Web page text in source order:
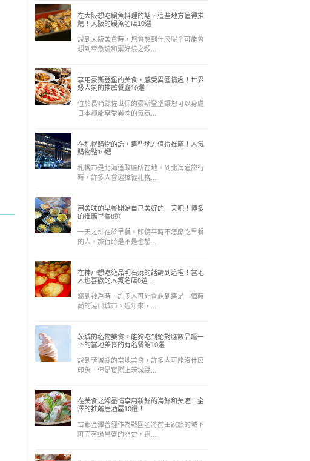
在大阪想吃鰻魚料理的話，這些地方值得推
薦！大阪的鰻魚名店10選
說到大阪美食時，您會想到什麼呢？可能會
想到章魚燒和禦好燒之類...
享用豪斯登堡的美食，感受異國情趣！世界
級人氣的推薦餐廳10選！
位於長崎縣佐世保的豪斯登堡讓您可以身處
日本卻能享受異國的氣氛...
在札幌購物的話，這些地方值得推薦！人氣
購物點10選
札幌市是北海道政廳所在地。到北海道旅行
時，許多人會選擇從札幌...
用美味的早餐開始自己美好的一天吧！博多
的推薦早餐8選
一天之計在於早餐。即使平時不怎麼吃早餐
的人，旅行時是不是也想...
在神戸想吃絶品明石焼的話請到這裡！當地
人也喜歡的人氣名店8選！
聽到神戶時，許多人可能會想到這是一個時
尚的港口城市。近年來，...
茨城的名物美食。能夠吃到絕對應該品嚐一
下的當地美食的有名餐館10選
說到茨城縣的當地美食，許多人可能沒什麼
印象，但是實際上茨城縣...
在美食之鄉盡情享用新鮮的海鮮和美酒！金
澤的推薦居酒屋10選！
古都金澤曾經作為戰國名將前田家族的城下
町而有過昌盛的歷史，這...